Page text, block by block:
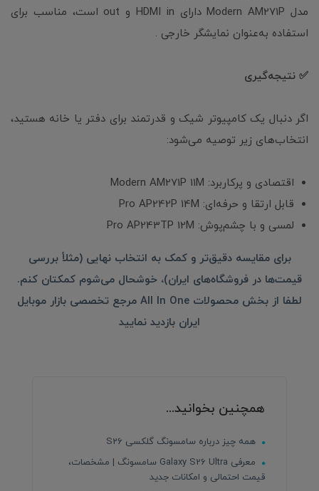
مدل Modern AM271P دارای HDMI in و out است، مناسب برای
استفاده به‌عنوان نمایشگر خارجی .
✅ نتیجه‌گیری
اگر دنبال یک کامپیوتر شیک و قدرتمند برای دفتر یا خانه هستید،
انتخاب‌های زیر توصیه می‌شود:
اقتصادی و پرکاربرد: Modern AM271P 11M
قابل ارتقا و حرفه‌ای: Pro AP242P 14M
لمسی و با چشم‌پوش: Pro AP243TP 12M
برای مقایسه دقیق‌تر و کمک به انتخاب نهایی (مثلاً بررسی
قیمت‌ها در فروشگاه‌های ایران)، خوشحال می‌شوم کمکتان کنم.
لطفا از بخش محصولات All In One مرجع تخصصی بازار موبایل
ایران بازدید نمایید
همچنین بخوانید...
همه چیز درباره سامسونگ گلکسی S26
معرفی Galaxy S26 Ultra سامسونگ | مشخصات،
قیمت احتمالی و امکانات جدید